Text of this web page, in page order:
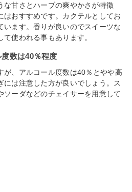
な甘さとハーブの爽やかさが特徴
はおすすめです。カクテルとしてお
います。香りが良いのでスイーツな
使われる事もあります。
数は40％程度
が、アルコール度数は40％とやや高
は注意した方が良いでしょう。ス
ソーダなどのチェイサーを用意して